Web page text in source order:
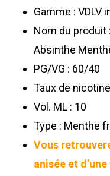
Gamme : VDLV
Nom du produit
Absinthe
PG/VG : 60/40
Taux de
Vol. ML : 10
Type : Menthe
Vous
anisée et